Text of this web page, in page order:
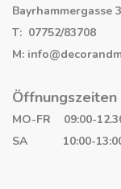
Bayrhammergasse
T: 07752/83708
M:
MO-FR 09:00-
SA 10:00-